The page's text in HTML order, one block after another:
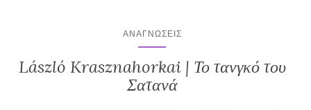
ΑΝΑΓΝΏΣΕΙΣ
László Krasznahorkai | Το τανγκό του
Σατανά